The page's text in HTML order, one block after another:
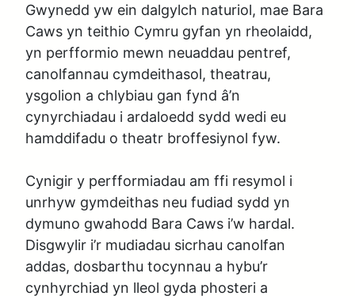
Gwynedd yw ein dalgylch naturiol, mae Bara
Caws yn teithio Cymru gyfan yn rheolaidd,
yn perfformio mewn neuaddau pentref,
canolfannau cymdeithasol, theatrau,
ysgolion a chlybiau gan fynd â’n
cynyrchiadau i ardaloedd sydd wedi eu
hamddifadu o theatr broffesiynol fyw.
Cynigir y perfformiadau am ffi resymol i
unrhyw gymdeithas neu fudiad sydd yn
dymuno gwahodd Bara Caws i’w hardal.
Disgwylir i’r mudiadau sicrhau canolfan
addas, dosbarthu tocynnau a hybu’r
cynhyrchiad yn lleol gyda phosteri a